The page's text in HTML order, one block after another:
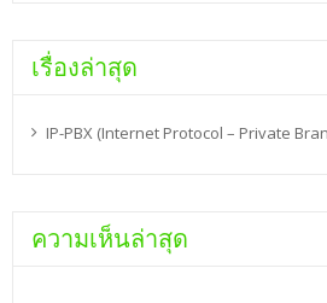
เรื่องล่าสุด
IP-PBX (Internet Protocol – Private
ความเห็นล่าสุด